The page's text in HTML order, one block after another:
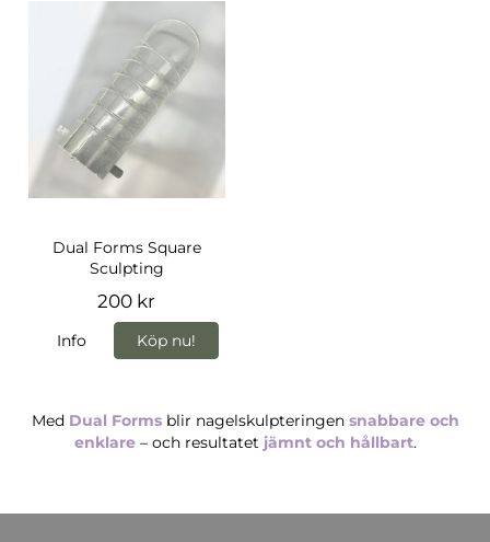
Dual Forms Square
Sculpting
200 kr
Info Köp nu!
Med Dual Formsblir nagelskulpteringen snabbare och
enklare– och resultatet jämnt och hållbart.